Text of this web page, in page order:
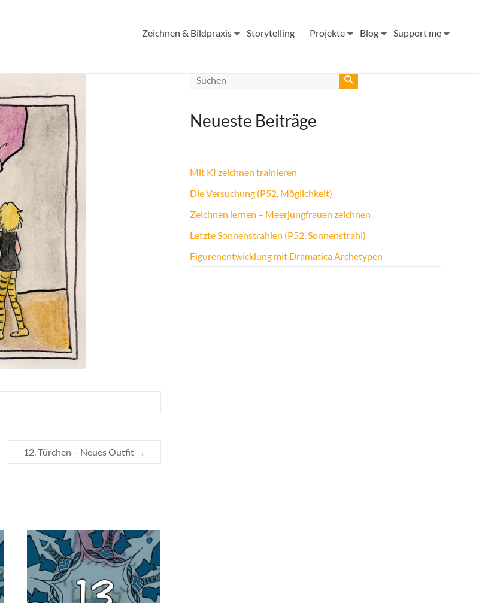
Zeichnen & Bildpraxis Storytelling Projekte Blog Support me
12. Türchen – Neues Outfit →
Neueste Beiträge
Mit KI zeichnen trainieren
Die Versuchung (P52, Möglichkeit)
Zeichnen lernen – Meerjungfrauen zeichnen
Letzte Sonnenstrahlen (P52, Sonnenstrahl)
Figurenentwicklung mit Dramatica Archetypen